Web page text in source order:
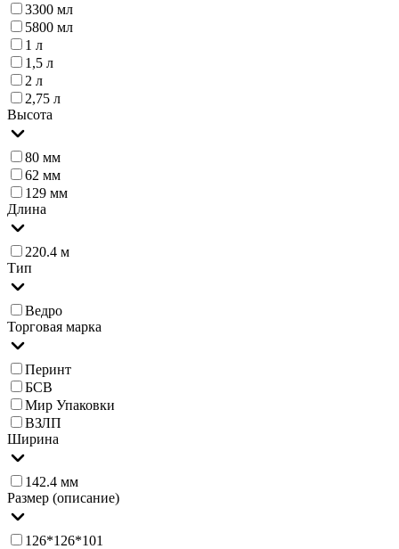
3300 мл
5800 мл
1 л
1,5 л
2 л
2,75 л
Высота
80 мм
62 мм
129 мм
Длина
220.4 м
Тип
Ведро
Торговая марка
Перинт
БСВ
Мир Упаковки
ВЗЛП
Ширина
142.4 мм
Размер (описание)
126*126*101